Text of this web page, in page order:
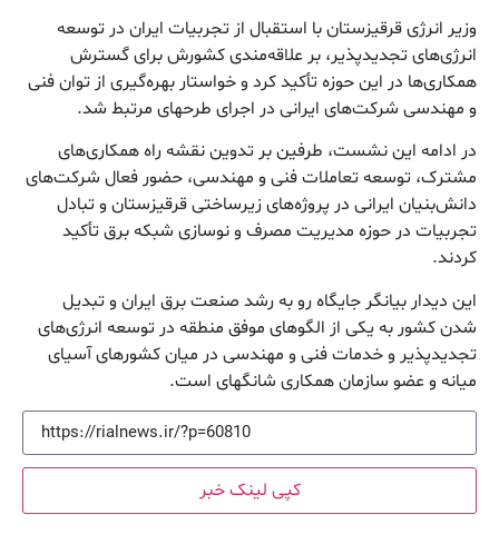
وزیر انرژی قرقیزستان با استقبال از تجربیات ایران در توسعه
انرژی‌های تجدیدپذیر، بر علاقه‌مندی کشورش برای گسترش
همکاری‌ها در این حوزه تأکید کرد و خواستار بهره‌گیری از توان فنی
و مهندسی شرکت‌های ایرانی در اجرای طرحهای مرتبط شد.
در ادامه این نشست، طرفین بر تدوین نقشه راه همکاری‌های
مشترک، توسعه تعاملات فنی و مهندسی، حضور فعال شرکت‌های
دانش‌بنیان ایرانی در پروژه‌های زیرساختی قرقیزستان و تبادل
تجربیات در حوزه مدیریت مصرف و نوسازی شبکه برق تأکید
کردند.
این دیدار بیانگر جایگاه رو به رشد صنعت برق ایران و تبدیل
شدن کشور به یکی از الگو‌های موفق منطقه در توسعه انرژی‌های
تجدیدپذیر و خدمات فنی و مهندسی در میان کشور‌های آسیای
میانه و عضو سازمان همکاری شانگهای است.
کپی لینک خبر